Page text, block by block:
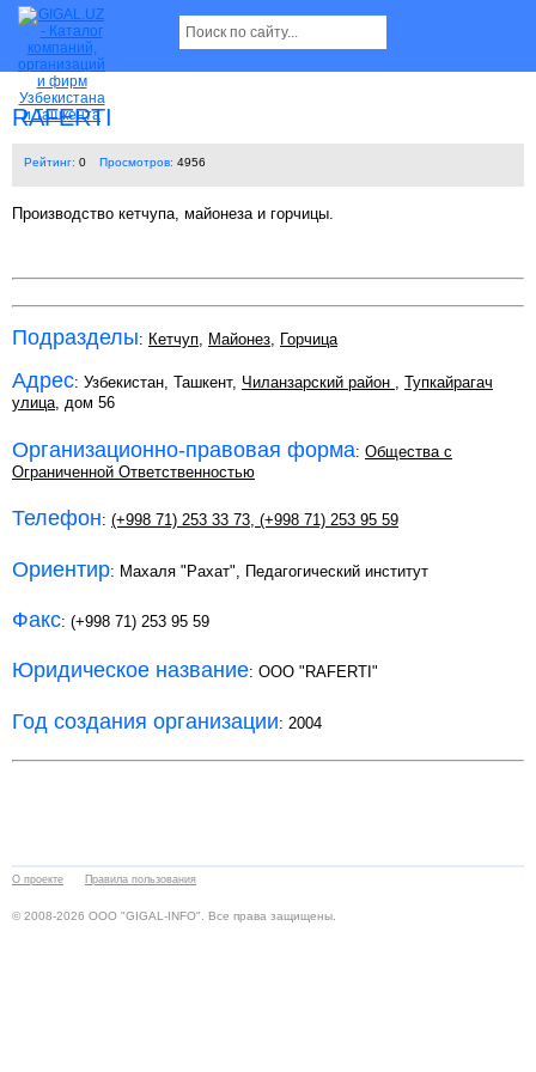
RAFERTI
Рейтинг: 0 Просмотров: 4956
Производство кетчупа, майонеза и горчицы.
Подразделы: Кетчуп, Майонез, Горчица
Адрес: Узбекистан, Ташкент, Чиланзарский район , Тупкайрагач
улица, дом 56
Организационно-правовая форма: Общества с
Ограниченной Ответственностью
Телефон: (+998 71) 253 33 73, (+998 71) 253 95 59
Ориентир: Махаля "Рахат", Педагогический институт
Факс: (+998 71) 253 95 59
Юридическое название: OOO "RAFERTI"
Год создания организации: 2004
О проекте Правила пользования
© 2008-2026 ООО "GIGAL-INFO". Все права защищены.